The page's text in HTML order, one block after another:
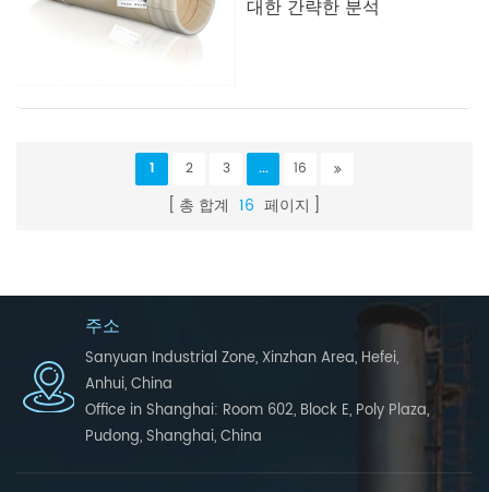
대한 간략한 분석
1 2 3 ... 16
총 합계 16 페이지
주소
Sanyuan Industrial Zone, Xinzhan Area, Hefei,
Anhui, China
Office in Shanghai: Room 602, Block E, Poly Plaza,
Pudong, Shanghai, China